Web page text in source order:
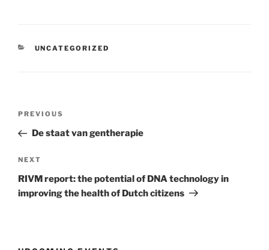
CATEGORIES
UNCATEGORIZED
Previous
Post
PREVIOUS
De staat van gentherapie
Next
Post
NEXT
RIVM report: the potential of DNA technology in
improving the health of Dutch citizens